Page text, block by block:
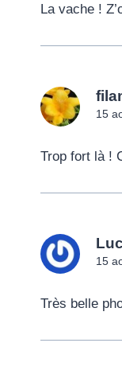
La vache !
15
Trop fort là !
15
Très belle